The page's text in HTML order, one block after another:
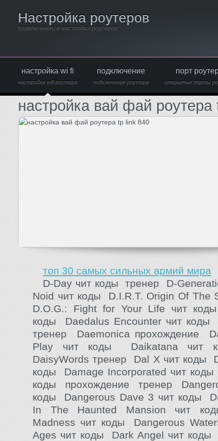
Настройка роутеров
подключение и настройка роутеров
настройка wi fi
настройка wifi роутера
подключение
подключение роутера
порт
открытые порты
настройка вай фай
топ 30 самых сильных армий мира
D-Day чит коды тренер D-
Noid чит коды D.I.R.T. Origin Of The
D.O.G.: Fight for Your Life чит
коды Daedalus Encounter чит коды
тренер Daemonica прохождение
Play чит коды Daikatana чит
DaisyWords тренер Dal X чит коды
коды Damage Incorporated чит
коды прохождение тренер
коды Dangerous Dave 3 чит коды
In The Haunted Mansion чит
Madness чит коды Dangerous
Ages чит коды Dark Angel чит коды